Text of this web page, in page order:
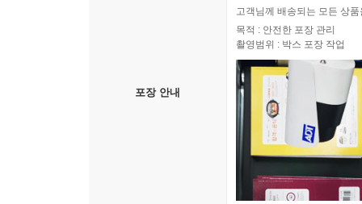
포장 안내
고객님께 배송되는 모든 상
목적 : 안전한 포장 관리
촬영범위 : 박스 포장 작업